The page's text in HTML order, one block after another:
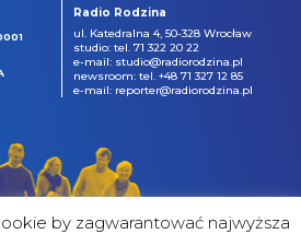
Radio Rodzina
ul. Katedralna 4, 50-328 Wrocław
studio: tel. 71 322 20 22
e-mail: studio@radiorodzina.pl
newsroom: tel. +48 71 327 12 85
e-mail: reporter@radiorodzina.pl
by zagwarantować najwyższa